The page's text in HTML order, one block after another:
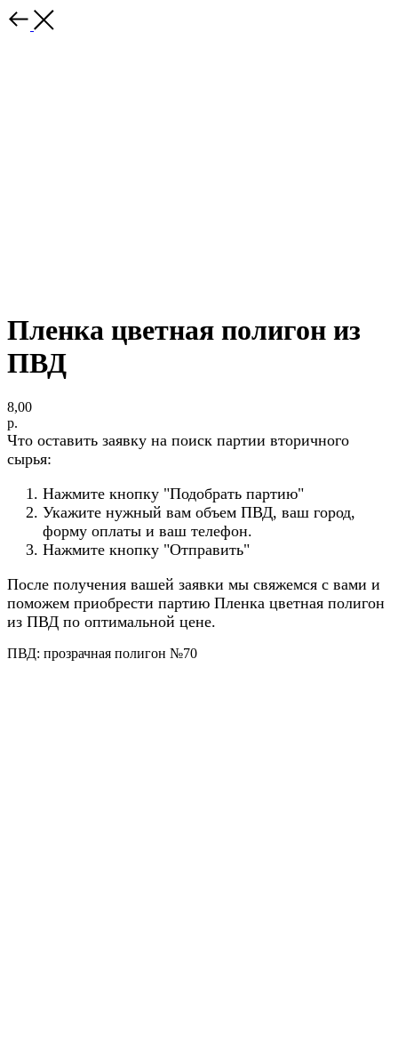
Пленка цветная полигон из
ПВД
8,00
р.
Что оставить заявку на поиск партии вторичного
сырья:
Нажмите кнопку "Подобрать партию"
Укажите нужный вам объем ПВД, ваш город,
форму оплаты и ваш телефон.
Нажмите кнопку "Отправить"
После получения вашей заявки мы свяжемся с вами и
поможем приобрести партию Пленка цветная полигон
из ПВД по оптимальной цене.
ПВД: прозрачная полигон №70